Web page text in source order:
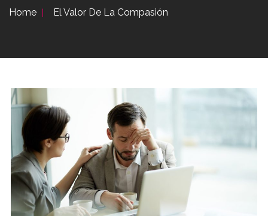
Home El Valor De La Compasión